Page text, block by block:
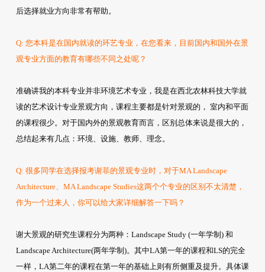
后选择就业方向非常有帮助。
Q: 您本科是在国内就读的环艺专业，在您看来，目前国内和国外在景
观专业方面的教育有哪些不同之处呢？
准确讲我的本科专业并非环境艺术专业，我是在西北农林科技大学就
读的艺术设计专业景观方向，课程主要都是针对景观的， 室内和平面
的课程很少。对于国内外的景观教育而言，区别总体来说是很大的，
总结起来有几点： 环境、设施、教师、理念。
Q: 很多同学在选择报考谢菲的景观专业时，对于MA Landscape
Architecture、MA Landscape Studies这两个个专业的区别不太清楚，
作为一个过来人，你可以给大家详细解答一下吗？
谢大景观的研究生课程分为两种：Landscape Study (一年学制) 和
Landscape Architecture(两年学制)。其中LA第一年的课程和LS的完全
一样，LA第二年的课程在第一年的基础上则有所侧重及提升。具体课